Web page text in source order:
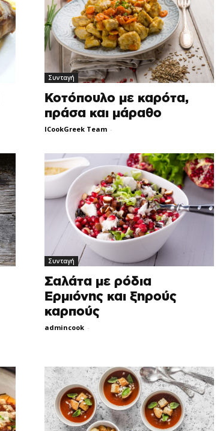
Συνταγή
Κοτόπουλο με καρότα,
πράσα και μάραθο
ICookGreek Team -
Συνταγή
Σαλάτα με ρόδια
Ερμιόνης και ξηρούς
καρπούς
admincook -